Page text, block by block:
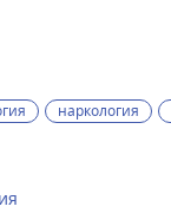
наркология